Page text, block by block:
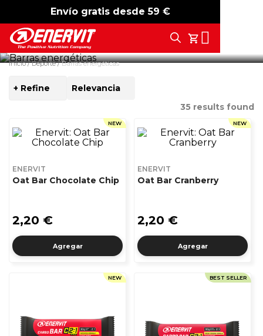
Envío gratis desde 59 €
-15% free shipping
Tu Carrito
Search
Inicio Deporte Barras energéticas
Descubre nuestras barritas energéticas: formuladas para
ofrecerte el aporte adecuado de carbohidratos durante
actividades de resistencia, prácticas y sabrosas. Optimiza
energía y resistencia.
35 results found
+ Refine
NEW
ENERVIT
Oat Bar Chocolate Chip
2,20 €
Agregar
NEW
ENERVIT
Oat Bar Cranberry
2,20 €
Agregar
NEW BEST SELLER